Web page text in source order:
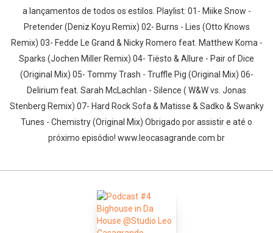
a lançamentos de todos os estilos. Playlist: 01- Miike Snow -
Pretender (Deniz Koyu Remix) 02- Burns - Lies (Otto Knows
Remix) 03- Fedde Le Grand & Nicky Romero feat. Matthew Koma -
Sparks (Jochen Miller Remix) 04- Tiësto & Allure - Pair of Dice
(Original Mix) 05- Tommy Trash - Truffle Pig (Original Mix) 06-
Delirium feat. Sarah McLachlan - Silence ( W&W vs. Jonas
Stenberg Remix) 07- Hard Rock Sofa & Matisse & Sadko & Swanky
Tunes - Chemistry (Original Mix) Obrigado por assistir e até o
próximo episódio! www.leocasagrande.com.br
Whatsapp Facebook Twitter E-mail